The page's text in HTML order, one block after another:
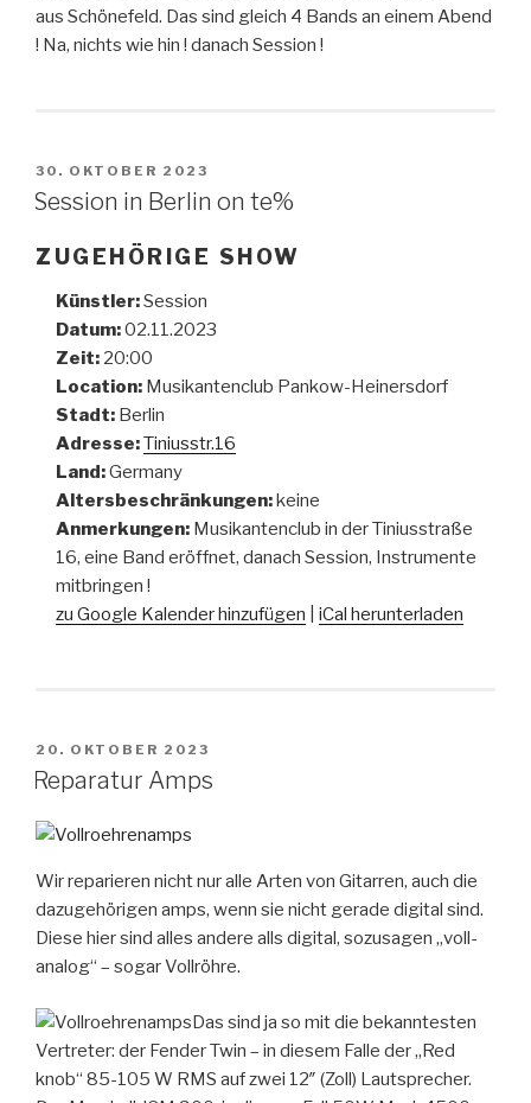
aus Schönefeld. Das sind gleich 4 Bands an einem Abend
! Na, nichts wie hin ! danach Session !
VERÖFFENTLICHT
AM
30. OKTOBER 2023
Session in Berlin on te%
ZUGEHÖRIGE SHOW
Künstler:Session
Datum:02.11.2023
Zeit: 20:00
Location: Musikantenclub Pankow-Heinersdorf
Stadt: Berlin
Adresse:Tiniusstr.16
Land:Germany
Altersbeschränkungen:keine
Anmerkungen: Musikantenclub in der Tiniusstraße
16, eine Band eröffnet, danach Session, Instrumente
mitbringen !
zu Google Kalender hinzufügen
iCal herunterladen
VERÖFFENTLICHT
AM
20. OKTOBER 2023
Reparatur Amps
Wir reparieren nicht nur alle Arten von Gitarren, auch die
dazugehörigen amps, wenn sie nicht gerade digital sind.
Diese hier sind alles andere alls digital, sozusagen „voll-
analog“ – sogar Vollröhre.
Das sind ja so mit die bekanntesten
Vertreter: der Fender Twin – in diesem Falle der „Red
knob“ 85-105 W RMS auf zwei 12″ (Zoll) Lautsprecher.